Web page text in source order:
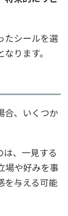
たシールを選
ります。
合、いくつか
、一見する
場や好みを事
を与える可能